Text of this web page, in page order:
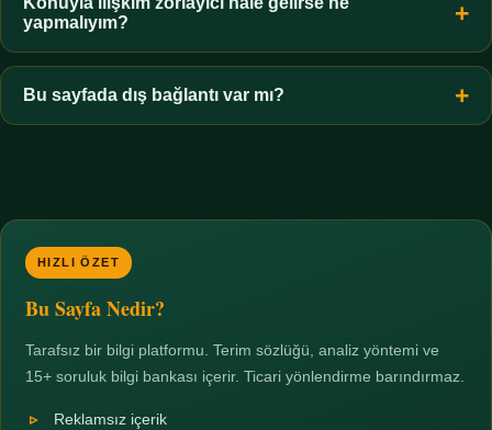
zorunluluktur.
yapmalıyım?
Zaman sınırı koyun, harcadığınız süreyi ölçün ve gerekirse
profesyonel destek alın. Türkiye'de ücretsiz danışma hatları
mevcuttur; yardım istemek güçlü bir adımdır.
Bu sayfada dış bağlantı var mı?
HIZLI ÖZET
Bu Sayfa Nedir?
Tarafsız bir bilgi platformu. Terim sözlüğü, analiz yöntemi ve
15+ soruluk bilgi bankası içerir. Ticari yönlendirme barındırmaz.
Reklamsız içerik